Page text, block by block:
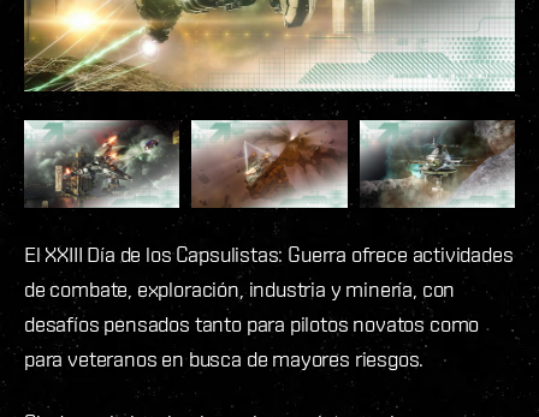
El XXIII Día de los Capsulistas: Guerra ofrece actividades
de combate, exploración, industria y minería, con
desafíos pensados tanto para pilotos novatos como
para veteranos en busca de mayores riesgos.